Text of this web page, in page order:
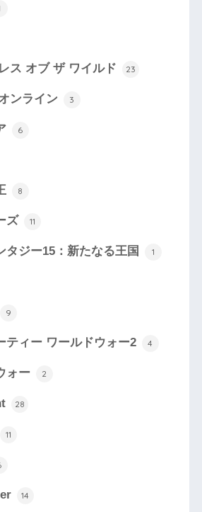
ス オブ ザ ワイルド 23
ンライン 3
6
8
ズ 11
タジー15：新たなる王国 1
9
ティー ワールドウォー2 4
ォー 2
28
11
14